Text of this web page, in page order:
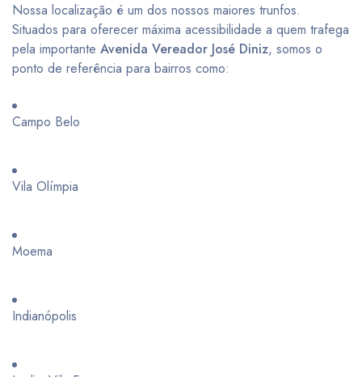
Nossa localização é um dos nossos maiores trunfos.
Situados para oferecer máxima acessibilidade a quem trafega
pela importante Avenida Vereador José Diniz, somos o
ponto de referência para bairros como:
Campo Belo
Vila Olímpia
Moema
Indianópolis